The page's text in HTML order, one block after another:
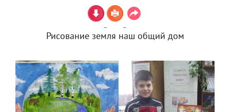
Рисование земля наш общий дом